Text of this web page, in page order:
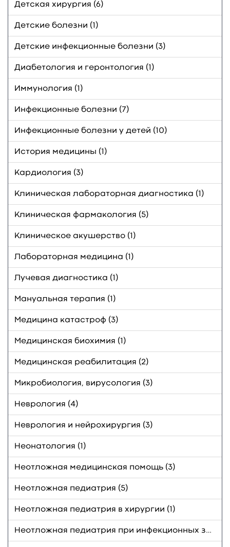
Детская хирургия (6)
Детские болезни (1)
Детские инфекционные болезни (3)
Диабетология и геронтология (1)
Иммунология (1)
Инфекционные болезни (7)
Инфекционные болезни у детей (10)
История медицины (1)
Кардиология (3)
Клиническая лабораторная диагностика (1)
Клиническая фармакология (5)
Клиническое акушерство (1)
Лабораторная медицина (1)
Лучевая диагностика (1)
Мануальная терапия (1)
Медицина катастроф (3)
Медицинская биохимия (1)
Медицинская реабилитация (2)
Микробиология, вирусология (3)
Неврология (4)
Неврология и нейрохирургия (3)
Неонатология (1)
Неотложная медицинская помощь (3)
Неотложная педиатрия (5)
Неотложная педиатрия в хирургии (1)
Неотложная педиатрия при инфекционных заболеваниях (3)